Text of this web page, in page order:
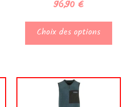
96,90 €
Choix des options